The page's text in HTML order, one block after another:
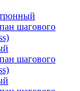
шагового
шагового